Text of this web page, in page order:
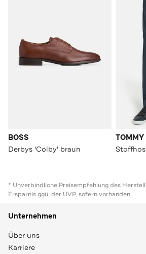
BOSS
Derbys 'Colby' braun
TOMMY
* Unverbindliche Preisempfehlung des
Ersparnis ggü. der UVP, sofern vorhanden
Unternehmen
Über uns
Karriere